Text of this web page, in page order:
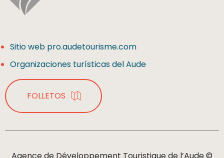
Sitio web pro.audetourisme.com
Organizaciones turísticas del Aude
FOLLETOS